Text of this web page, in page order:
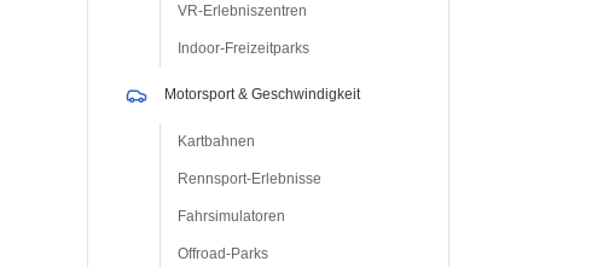
VR-Erlebniszentren
Indoor-Freizeitparks
Motorsport & Geschwindigkeit
Kartbahnen
Rennsport-Erlebnisse
Fahrsimulatoren
Offroad-Parks